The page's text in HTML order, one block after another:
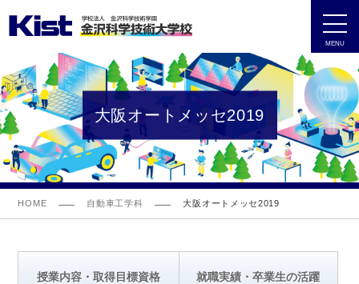
MENU
大阪オートメッセ2019
HOME 自動車工学科 大阪オートメッセ2019
授業内容・取得目標資格 就職実績・卒業生の活躍